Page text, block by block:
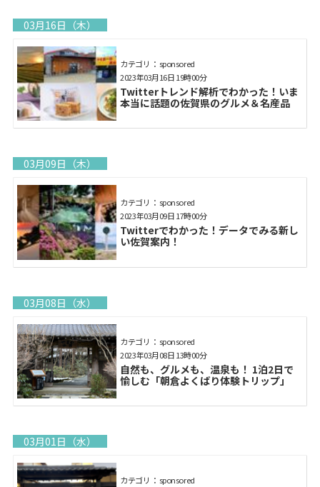
03月16日（木）
カテゴリ： sponsored
Twitterトレンド解析でわかった！いま
本当に話題の佐賀県のグルメ＆名産品
2023年03月16日 19時00分
03月09日（木）
カテゴリ： sponsored
Twitterでわかった！データでみる新し
い佐賀案内！
2023年03月09日 17時00分
03月08日（水）
カテゴリ： sponsored
自然も、グルメも、温泉も！ 1泊2日で
愉しむ「朝倉よくばり体験トリップ」
2023年03月08日 13時00分
03月01日（水）
カテゴリ： sponsored